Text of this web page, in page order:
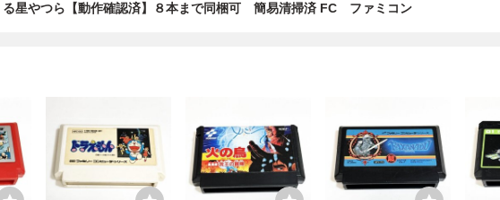
る星やつら【動作確認済】８本まで同梱可 簡易清掃済 FC ファミコン